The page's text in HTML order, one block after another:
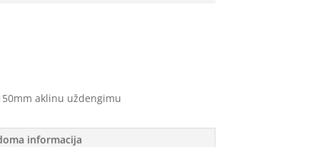
aklinu uždengimu
informacija